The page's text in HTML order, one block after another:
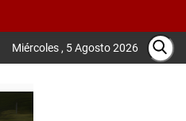
Miércoles , 5 Agosto 2026